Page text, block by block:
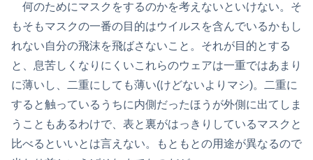
何のためにマスクをするのかを考えないといけない。そ
もそもマスクの一番の目的はウイルスを含んでいるかもし
れない自分の飛沫を飛ばさないこと。それが目的とする
と、息苦しくなりにくいこれらのウェアは一重ではあまり
に薄いし、二重にしても薄い(けどないよりマシ)。二重に
すると触っているうちに内側だったほうが外側に出てしま
うこともあるわけで、表と裏がはっきりしているマスクと
比べるといいとは言えない。もともとの用途が異なるので